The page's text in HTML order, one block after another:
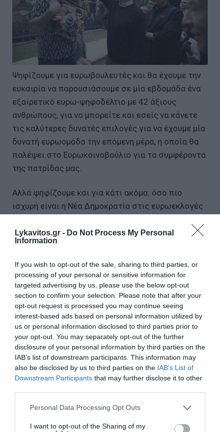
Lykavitos.gr - Do Not Process My Personal
Information
If you wish to opt-out of the sale, sharing to third parties, or
processing of your personal or sensitive information for
targeted advertising by us, please use the below opt-out
section to confirm your selection. Please note that after your
opt-out request is processed you may continue seeing
interest-based ads based on personal information utilized by
us or personal information disclosed to third parties prior to
your opt-out. You may separately opt-out of the further
disclosure of your personal information by third parties on the
IAB’s list of downstream participants. This information may
also be disclosed by us to third parties on the IAB’s List of
Downstream Participants that may further disclose it to other
Please note that this website/app uses one or more Google
not limited to your visit or usage behaviour. You may click to
Personal Data Processing Opt Outs
I want to opt-out of the Sharing of my
Ψηφίζουμε για ευρωβουλευτές και θα έχουμε την
ευκαιρία να παρουσιάσουμε σε μία εβδομάδα ένα
εξαιρετικό ευρω-ψηφοδέλτιο με 42 άξιους
ανθρώπους, για να μπορείτε και εσείς να κάνετε
τις καλύτερες δυνατές επιλογές για να έχουμε μία
δυνατή ευρωομάδα την επόμενη μέρα, η οποία θα
παλέψει στο Ευρωκοινοβούλιο για τα συμφέροντα
της πατρίδας μας.
Αλλά ψηφίζουμε και για κάτι ακόμα: όσο πιο
ισχυρή είναι η Νέα Δημοκρατία στις ευρωεκλογές
στην Ευρώπη να μπορέσει να διεκδικήσει προς
όφελός σας αυτά τα οποία μπορούμε να
και σιγουριά θα έχουμε και εμείς στη συνέχιση του
δικού μας μεταρρυθμιστικού έργου.
Διότι μην έχετε καμία αμφιβολία ότι τα κόμματα
της αντιπολίτευσης περιμένουν στη γωνία ένα
ενδεχόμενο στραβοπάτημα. Δεν θα τους κάνουμε
το χατίρι. Η Νέα Δημοκρατία θα κερδίσει και πάλι
με πολύ μεγάλη διαφορά τις ευρωεκλογές,
ακριβώς επειδή η καθεμία και ο καθένας
εμπιστοσύνη τους στη Νέα Δημοκρατία.
Και τώρα πραγματικά δεν είναι ώρα, ούτε για